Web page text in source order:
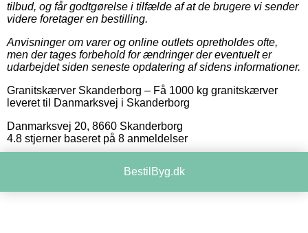
tilbud, og får godtgørelse i tilfælde af at de brugere vi sender
videre foretager en bestilling.
Anvisninger om varer og online outlets opretholdes ofte,
men der tages forbehold for ændringer der eventuelt er
udarbejdet siden seneste opdatering af sidens informationer.
Granitskærver Skanderborg – Få 1000 kg granitskærver
leveret til Danmarksvej i Skanderborg
Danmarksvej 20, 8660 Skanderborg
4.8 stjerner baseret på 8 anmeldelser
BestilByg.dk